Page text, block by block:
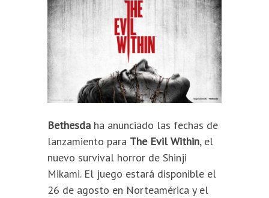
Bethesda ha anunciado las fechas de
lanzamiento para The Evil Within, el
nuevo survival horror de Shinji
Mikami. El juego estará disponible el
26 de agosto en Norteamérica y el